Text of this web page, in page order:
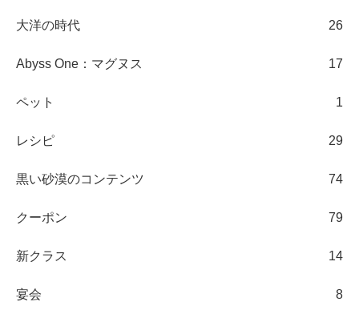
大洋の時代 26
Abyss One：マグヌス 17
ペット 1
レシピ 29
黒い砂漠のコンテンツ 74
クーポン 79
新クラス 14
宴会 8